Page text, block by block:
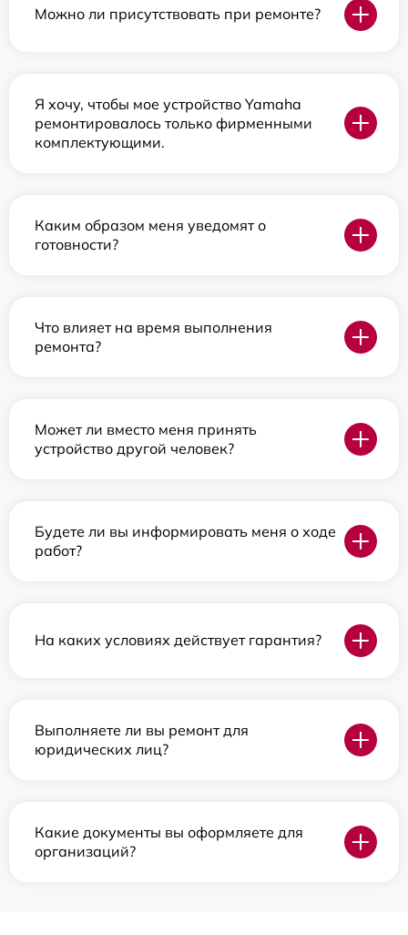
Можно ли присутствовать при ремонте?
Я хочу, чтобы мое устройство Yamaha
ремонтировалось только фирменными
комплектующими.
Каким образом меня уведомят о
готовности?
Что влияет на время выполнения
ремонта?
Может ли вместо меня принять
устройство другой человек?
Будете ли вы информировать меня о ходе
работ?
На каких условиях действует гарантия?
Выполняете ли вы ремонт для
юридических лиц?
Какие документы вы оформляете для
организаций?